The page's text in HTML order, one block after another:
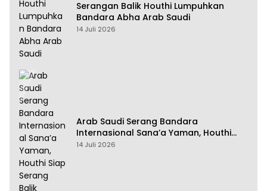
Serangan Balik Houthi Lumpuhkan
Bandara Abha Arab Saudi
14 Juli 2026
Arab Saudi Serang Bandara
Internasional Sana’a Yaman, Houthi
Siap Serang Balik
14 Juli 2026